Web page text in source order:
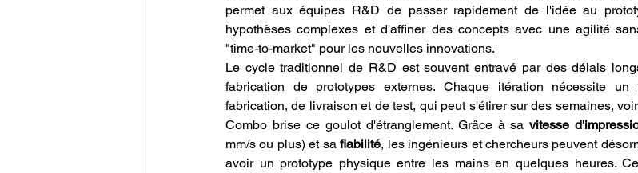
permet aux équipes R&D de passer rapidement de l'idée au
hypothèses complexes et d'affiner des concepts avec une agilité
"time-to-market" pour les nouvelles innovations.
Le cycle traditionnel de R&D est souvent entravé par des délais
fabrication de prototypes externes. Chaque itération nécessite
fabrication, de livraison et de test, qui peut s'étirer sur des semaines,
Combo brise ce goulot d'étranglement. Grâce à sa vitesse
mm/s ou plus) et sa fiabilité, les ingénieurs et chercheurs peuvent
avoir un prototype physique entre les mains en quelques heures.